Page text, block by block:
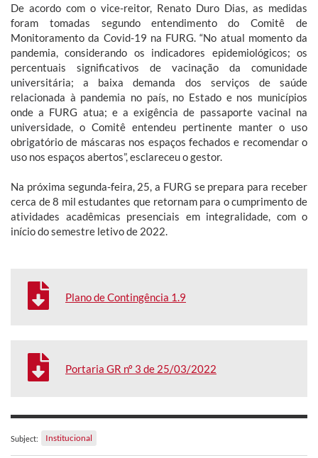
De acordo com o vice-reitor, Renato Duro Dias, as medidas
foram tomadas segundo entendimento do Comitê de
Monitoramento da Covid-19 na FURG. “No atual momento da
pandemia, considerando os indicadores epidemiológicos; os
percentuais significativos de vacinação da comunidade
universitária; a baixa demanda dos serviços de saúde
relacionada à pandemia no país, no Estado e nos municípios
onde a FURG atua; e a exigência de passaporte vacinal na
universidade, o Comitê entendeu pertinente manter o uso
obrigatório de máscaras nos espaços fechados e recomendar o
uso nos espaços abertos”, esclareceu o gestor.
Na próxima segunda-feira, 25, a FURG se prepara para receber
cerca de 8 mil estudantes que retornam para o cumprimento de
atividades acadêmicas presenciais em integralidade, com o
início do semestre letivo de 2022.
Plano de Contingência 1.9
Portaria GR nº 3 de 25/03/2022
Subject: Institucional